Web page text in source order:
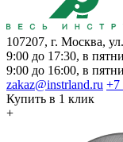
107207, г. Москва,
9:00 до 17:30, в
9:00 до 16:00, в
zakaz@instrland.ru +7
Купить в 1 клик
+